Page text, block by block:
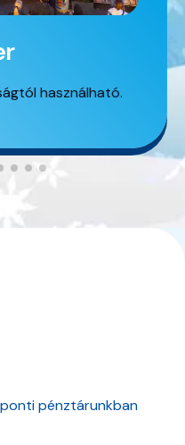
használható.
pénztárunkban